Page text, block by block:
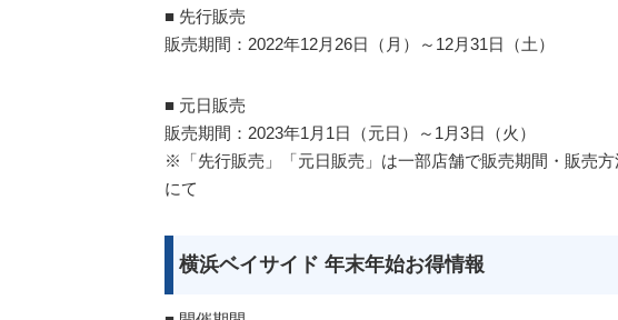
■ 先行販売
販売期間：2022年12月26日（月）～12月31日（土）
■ 元日販売
販売期間：2023年1月1日（元日）～1月3日（火）
※「先行販売」「元日販売」は一部店舗で販売期間・販売
にて
横浜ベイサイド 年末年始お得情報